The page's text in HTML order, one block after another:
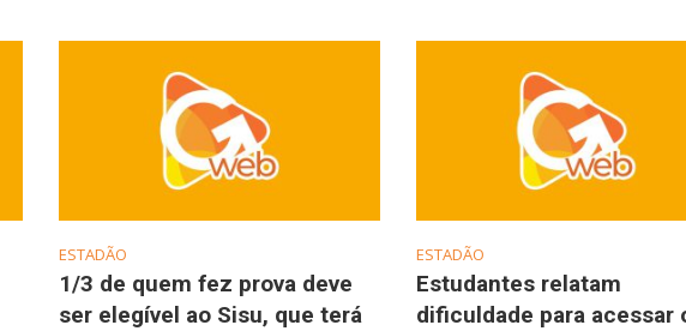
ESTADÃO
1/3 de quem fez prova deve
ser elegível ao Sisu, que terá
ESTADÃO
Estudantes relatam
dificuldade para acessar